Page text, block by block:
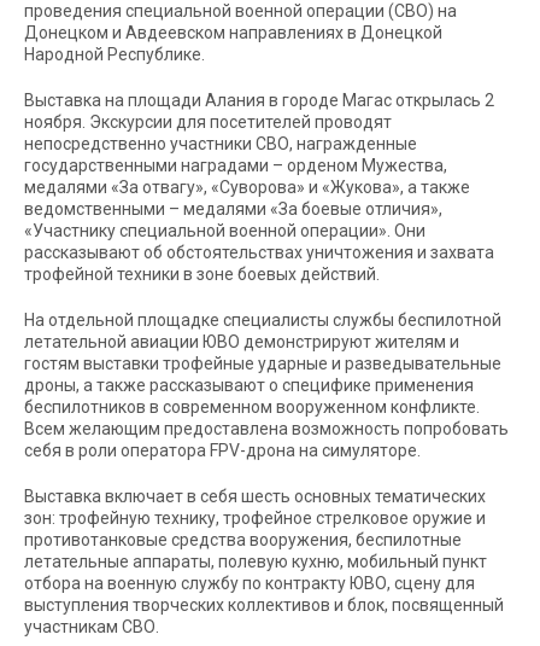
проведения специальной военной операции (СВО) на
Донецком и Авдеевском направлениях в Донецкой
Народной Республике.
Выставка на площади Алания в городе Магас открылась 2
ноября. Экскурсии для посетителей проводят
непосредственно участники СВО, награжденные
государственными наградами – орденом Мужества,
медалями «За отвагу», «Суворова» и «Жукова», а также
ведомственными – медалями «За боевые отличия»,
«Участнику специальной военной операции». Они
рассказывают об обстоятельствах уничтожения и захвата
трофейной техники в зоне боевых действий.
На отдельной площадке специалисты службы беспилотной
летательной авиации ЮВО демонстрируют жителям и
гостям выставки трофейные ударные и разведывательные
дроны, а также рассказывают о специфике применения
беспилотников в современном вооруженном конфликте.
Всем желающим предоставлена возможность попробовать
себя в роли оператора FPV-дрона на симуляторе.
Выставка включает в себя шесть основных тематических
зон: трофейную технику, трофейное стрелковое оружие и
противотанковые средства вооружения, беспилотные
летательные аппараты, полевую кухню, мобильный пункт
отбора на военную службу по контракту ЮВО, сцену для
выступления творческих коллективов и блок, посвященный
участникам СВО.